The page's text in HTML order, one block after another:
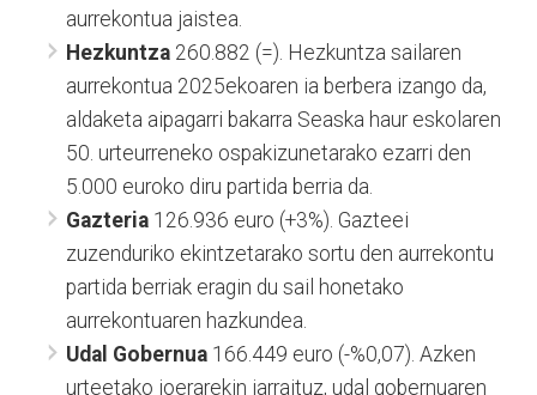
aurrekontua jaistea.
Hezkuntza 260.882 (=). Hezkuntza sailaren
aurrekontua 2025ekoaren ia berbera izango da,
aldaketa aipagarri bakarra Seaska haur eskolaren
50. urteurreneko ospakizunetarako ezarri den
5.000 euroko diru partida berria da.
Gazteria 126.936 euro (+3%). Gazteei
zuzenduriko ekintzetarako sortu den aurrekontu
partida berriak eragin du sail honetako
aurrekontuaren hazkundea.
Udal Gobernua 166.449 euro (-%0,07). Azken
urteetako joerarekin jarraituz, udal gobernuaren